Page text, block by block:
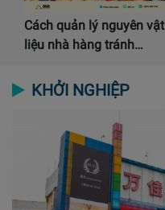
Cách quản lý nguyên vật
liệu nhà hàng tránh…
KHỞI NGHIỆP